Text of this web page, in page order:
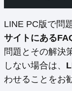
LINE PC版で問
サイトにある
問題とその解決
しない場合は、
わせることをお